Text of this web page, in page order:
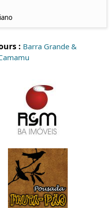
: Barra Grande &